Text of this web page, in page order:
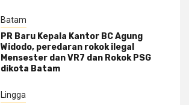
Batam
PR Baru Kepala Kantor BC Agung
Widodo, peredaran rokok ilegal
Mensester dan VR7 dan Rokok PSG
dikota Batam
Lingga